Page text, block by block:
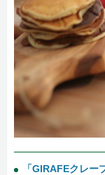
「GIRAFEクレ